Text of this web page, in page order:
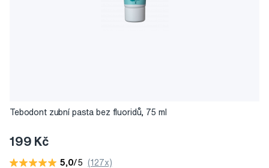
Tebodont zubní pasta bez fluoridů, 75 ml
199 Kč
5,0/5 (127x)